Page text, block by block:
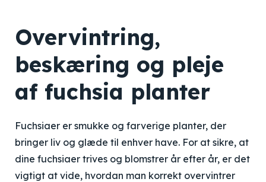
Overvintring,
beskæring og pleje
af fuchsia planter
Fuchsiaer er smukke og farverige planter, der
bringer liv og glæde til enhver have. For at sikre, at
dine fuchsiaer trives og blomstrer år efter år, er det
vigtigt at vide, hvordan man korrekt overvintrer